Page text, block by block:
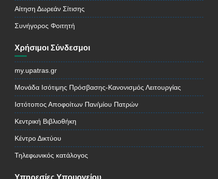
Αίτηση Δωρεάν Σίτισης
Συνήγορος Φοιτητή
Χρήσιμοι Σύνδεσμοι
my.upatras.gr
Μονάδα Ισότιμης Πρόσβασης-Κανονισμός Λειτουργίας
Ιστότοπος Αποφοίτων Παν/μίου Πατρών
Κεντρική Βιβλιοθήκη
Κέντρο Δικτύου
Τηλεφωνικός κατάλογος
Υπηρεσίες Υπουργείου